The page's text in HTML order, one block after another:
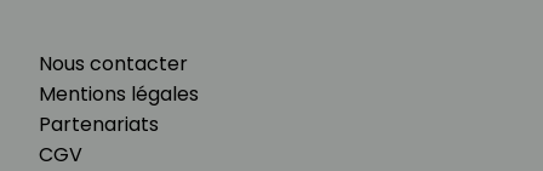
Nous contacter
Mentions légales
Partenariats
CGV